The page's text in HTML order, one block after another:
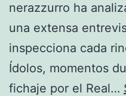
nerazzurro ha
una extensa
inspecciona cada
Ídolos, momentos
fichaje por el Real…